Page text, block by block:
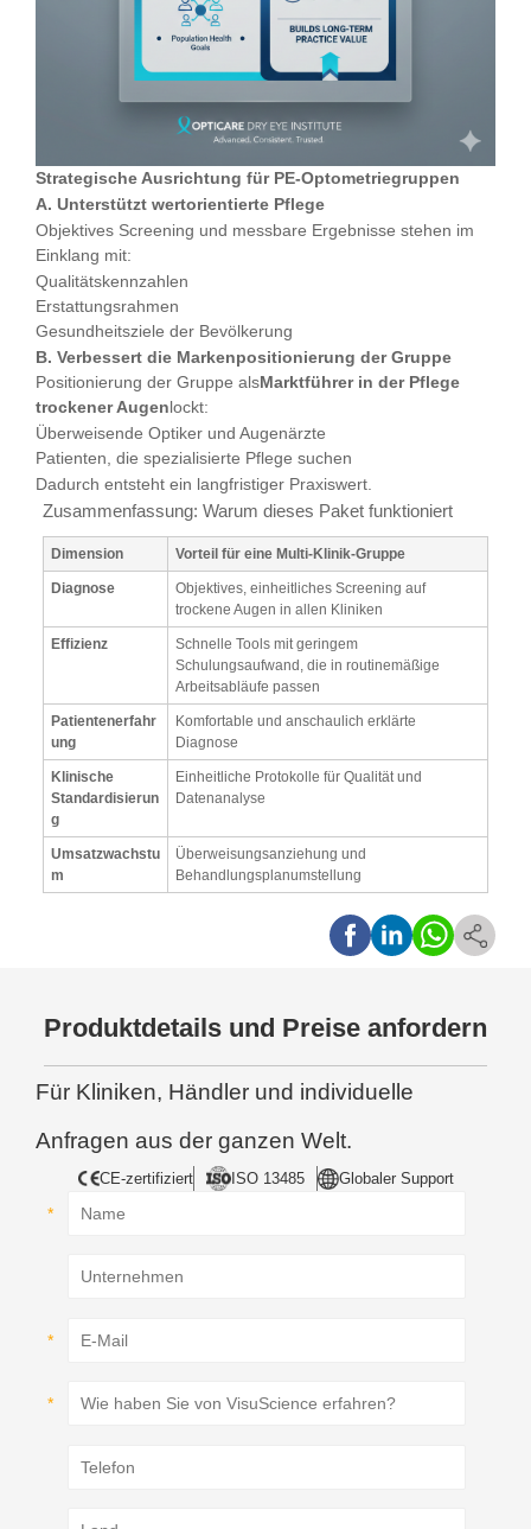
Strategische Ausrichtung für PE-Optometriegruppen
A. Unterstützt wertorientierte Pflege
Objektives Screening und messbare Ergebnisse stehen im
Einklang mit:
Qualitätskennzahlen
Erstattungsrahmen
Gesundheitsziele der Bevölkerung
B. Verbessert die Markenpositionierung der Gruppe
Positionierung der Gruppe alsMarktführer in der Pflege
trockener Augenlockt:
Überweisende Optiker und Augenärzte
Patienten, die spezialisierte Pflege suchen
Dadurch entsteht ein langfristiger Praxiswert.
Zusammenfassung: Warum dieses Paket funktioniert
Dimension Vorteil für eine Multi-Klinik-Gruppe
Diagnose
Objektives, einheitliches Screening auf
trockene Augen in allen Kliniken
Effizienz
Schnelle Tools mit geringem
Schulungsaufwand, die in routinemäßige
Arbeitsabläufe passen
Patientenerfahr
ung
Komfortable und anschaulich erklärte
Diagnose
Klinische
Standardisierun
g
Einheitliche Protokolle für Qualität und
Datenanalyse
Umsatzwachstu
m
Überweisungsanziehung und
Behandlungsplanumstellung
Produktdetails und Preise anfordern
Für Kliniken, Händler und individuelle
Anfragen aus der ganzen Welt.
CE-zertifiziert ISO 13485 Globaler Support